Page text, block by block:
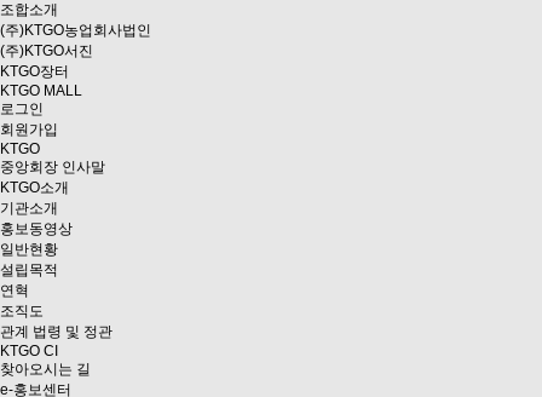
조합소개
(주)KTGO농업회사법인
(주)KTGO서진
KTGO장터
KTGO MALL
로그인
회원가입
KTGO
중앙회장 인사말
KTGO소개
기관소개
홍보동영상
일반현황
설립목적
연혁
조직도
관계 법령 및 정관
KTGO CI
찾아오시는 길
e-홍보센터